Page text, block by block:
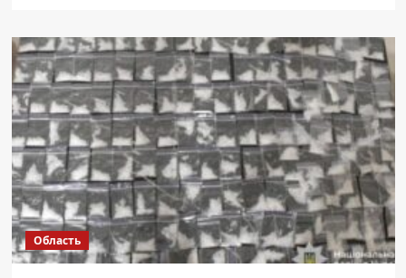
вперше
розкрила
всю
правду
про
дружбу
із
Зеленськими
під
час
війни
Область